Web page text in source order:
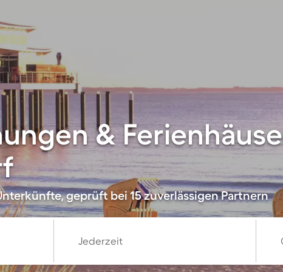
&
geprüft bei 15 zuverlässigen Partnern
Jederzeit